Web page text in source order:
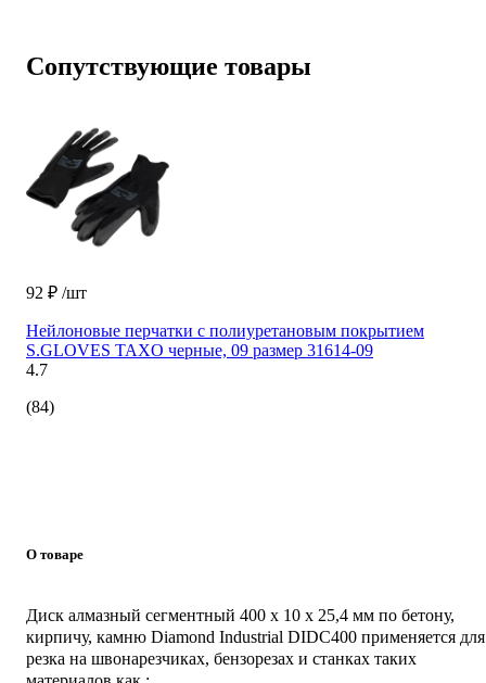
Сопутствующие товары
92 ₽ /шт
Нейлоновые перчатки с полиуретановым покрытием
S.GLOVES TAXO черные, 09 размер 31614-09
4.7
(84)
О товаре
Диск алмазный сегментный 400 х 10 х 25,4 мм по бетону,
кирпичу, камню Diamond Industrial DIDC400 применяется для
резка на швонарезчиках, бензорезах и станках таких